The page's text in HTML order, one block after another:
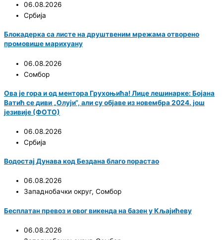
06.08.2026
Србија
Блокадерка са листе на друштвеним мрежама отворено
промовише марихуану
06.08.2026
Сомбор
Ова је гора и од ментора Грухоњића! Лице лешинарке: Бојана
Ватић се диви „Олуји“, али су објаве из новембра 2024. још
језивије (ФОТО)
06.08.2026
Србија
Водостај Дунава код Бездана благо порастао
06.08.2026
Западнобачки округ, Сомбор
Бесплатан превоз и овог викенда на базен у Кљајићеву
06.08.2026